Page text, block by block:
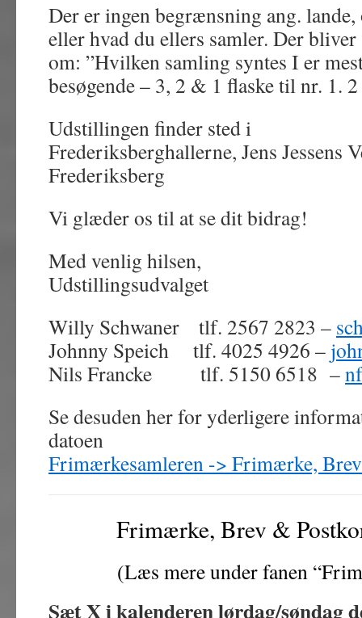
Der er ingen begrænsning ang.
eller hvad du ellers samler. Der
om: ”Hvilken samling syntes I er
besøgende – 3, 2 & 1 flaske til nr. 1.
Udstillingen finder sted i
Frederiksberghallerne, Jens Jessens
Frederiksberg
Vi glæder os til at se dit bidrag!
Med venlig hilsen,
Udstillingsudvalget
Willy Schwaner tlf. 2567 2823 –
Johnny Speich tlf. 4025 4926 –
Nils Francke tlf. 5150 6518 –
Se desuden her for yderligere
datoen
Frimærkesamleren -> Frimærke,
Frimærke, Brev &
(Læs mere under fanen
Sæt X i kalenderen lørdag/søndag